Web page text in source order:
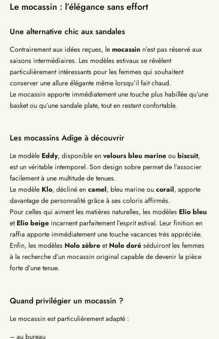
Le mocassin : l’élégance sans effort
Une alternative chic aux sandales
Contrairement aux idées reçues, le mocassin n’est pas réservé aux
saisons intermédiaires. Les modèles estivaux se révèlent
particulièrement intéressants pour les femmes qui souhaitent
conserver une allure élégante même lorsqu’il fait chaud.
Le mocassin apporte immédiatement une touche plus habillée qu’une
basket ou qu’une sandale plate, tout en restant confortable.
Les mocassins Adige à découvrir
Le modèle Eddy, disponible en velours bleu marine ou biscuit,
est un véritable intemporel. Son design sobre permet de l’associer
facilement à une multitude de tenues.
Le modèle Klo, décliné en camel, bleu marine ou corail, apporte
davantage de personnalité grâce à ses coloris affirmés.
Pour celles qui aiment les matières naturelles, les modèles Elio bleu
et Elio beige incarnent parfaitement l’esprit estival. Leur finition en
raffia apporte immédiatement une touche vacances très appréciée.
Enfin, les modèles Nolo zèbre et Nolo doré séduiront les femmes
à la recherche d’un mocassin original capable de devenir la pièce
forte d’une tenue.
Quand privilégier un mocassin ?
Le mocassin est particulièrement adapté :
– au bureau